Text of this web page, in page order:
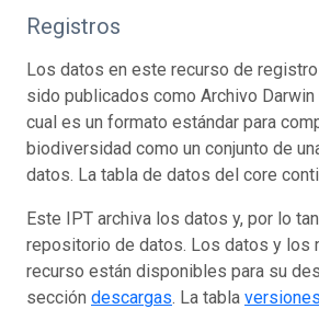
Registros
Los datos en este recurso de
sido publicados como Archivo Darwin
cual es un formato estándar para
biodiversidad como un conjunto de
datos. La tabla de datos del core
Este IPT archiva los datos y, por lo
repositorio de datos. Los datos y los
recurso están disponibles para su
sección descargas. La tabla versiones